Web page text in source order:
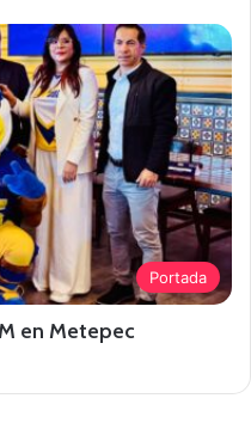
Portada
en Metepec